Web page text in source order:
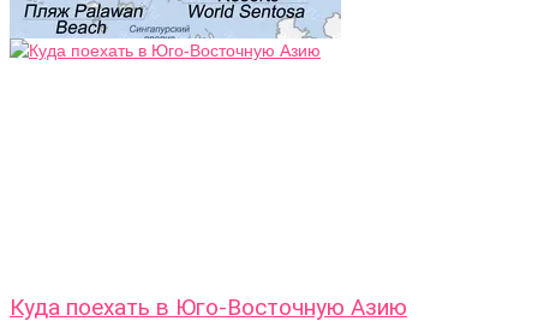
Куда поехать в Юго-Восточную Азию